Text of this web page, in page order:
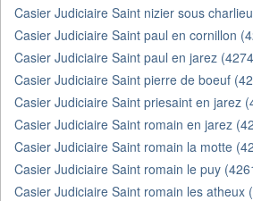
Casier Judiciaire Saint nizier sous
Casier Judiciaire Saint paul en cornillon
Casier Judiciaire Saint paul en jarez
Casier Judiciaire Saint pierre de boeuf
Casier Judiciaire Saint priesaint en jarez
Casier Judiciaire Saint romain en jarez
Casier Judiciaire Saint romain la motte
Casier Judiciaire Saint romain le puy
Casier Judiciaire Saint romain les atheux